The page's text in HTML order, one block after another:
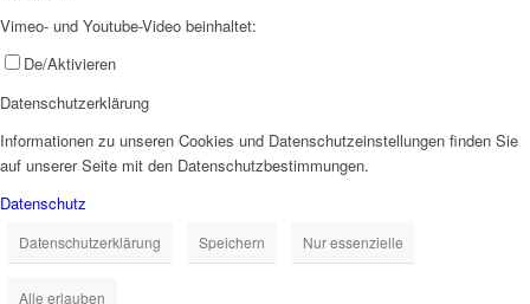
Vimeo- und Youtube-Video beinhaltet:
De/Aktivieren
Datenschutzerklärung
Informationen zu unseren Cookies und Datenschutzeinstellungen finden Sie
auf unserer Seite mit den Datenschutzbestimmungen.
Datenschutz
Datenschutzerklärung Speichern Nur essenzielle
Alle erlauben